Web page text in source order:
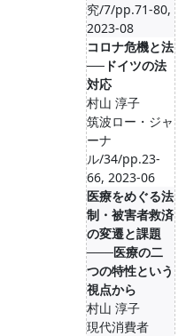
究/7/pp.71-80,
2023-08
コロナ危機と法
──ドイツの法
対応
村山 淳子
筑波ロー・ジャ
ーナ
ル/34/pp.23-
66, 2023-06
医療をめぐる法
制・被害者救済
の変遷と課題
───医療の二
つの特性という
視点から
村山 淳子
現代消費者